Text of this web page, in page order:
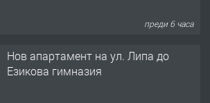
преди 6 часа
Нов апартамент на ул. Липа до
Езикова гимназия